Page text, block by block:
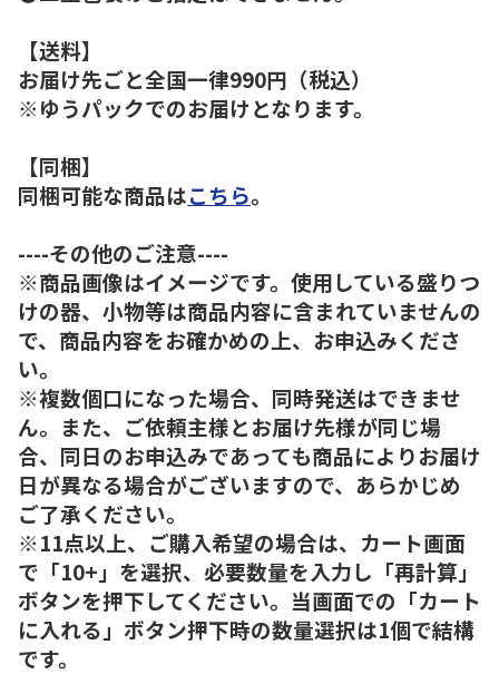
【送料】
お届け先ごと全国一律990円（税込）
※ゆうパックでのお届けとなります。
【同梱】
同梱可能な商品はこちら。
----その他のご注意----
※商品画像はイメージです。使用している盛りつ
けの器、小物等は商品内容に含まれていませんの
で、商品内容をお確かめの上、お申込みくださ
い。
※複数個口になった場合、同時発送はできませ
ん。また、ご依頼主様とお届け先様が同じ場
合、同日のお申込みであっても商品によりお届け
日が異なる場合がございますので、あらかじめ
ご了承ください。
※11点以上、ご購入希望の場合は、カート画面
で「10+」を選択、必要数量を入力し「再計算」
ボタンを押下してください。当画面での「カート
に入れる」ボタン押下時の数量選択は1個で結構
です。